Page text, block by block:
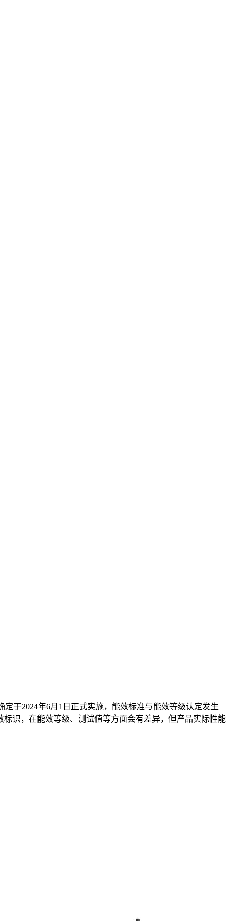
定于2024年6月1日正式实施，能效标准与能效等级认定发生
识，在能效等级、测试值等方面会有差异，但产品实际性能